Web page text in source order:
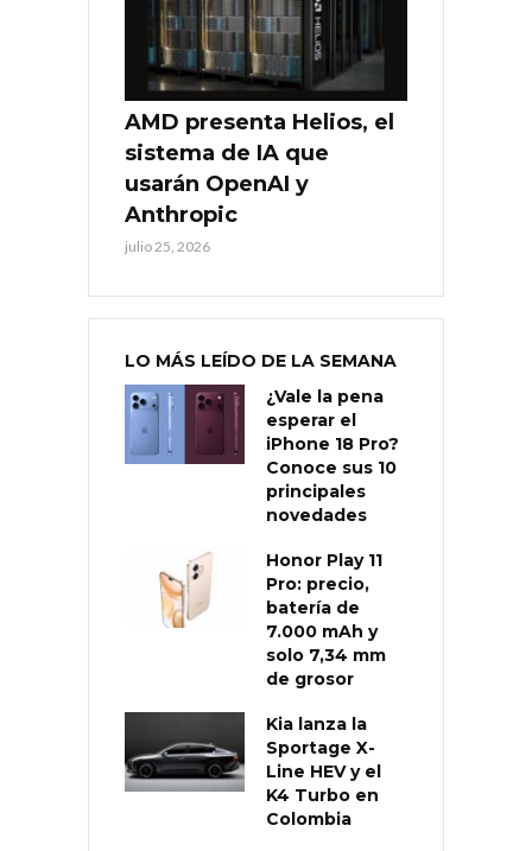
AMD presenta Helios, el
sistema de IA que
usarán OpenAI y
Anthropic
julio 25, 2026
LO MÁS LEÍDO DE LA SEMANA
¿Vale la pena
esperar el
iPhone 18 Pro?
Conoce sus 10
principales
novedades
Honor Play 11
Pro: precio,
batería de
7.000 mAh y
solo 7,34 mm
de grosor
Kia lanza la
Sportage X-
Line HEV y el
K4 Turbo en
Colombia